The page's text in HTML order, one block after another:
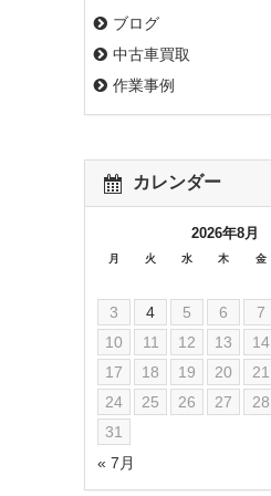
ブログ
中古車買取
作業事例
カレンダー
2026年8月
月 火 水 木 金
« 7月
3
4 5 6 7
10
11 12 13 14
17
18 19 20 21
24
25 26 27 28
31